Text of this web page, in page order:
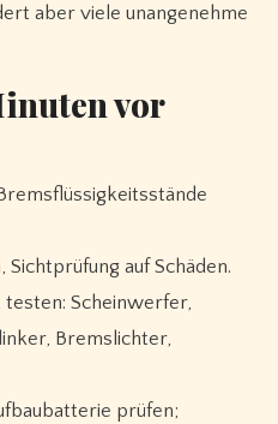
aber viele unangenehme
vor
auf Schäden.
Scheinwerfer,
Bremslichter,
prüfen;